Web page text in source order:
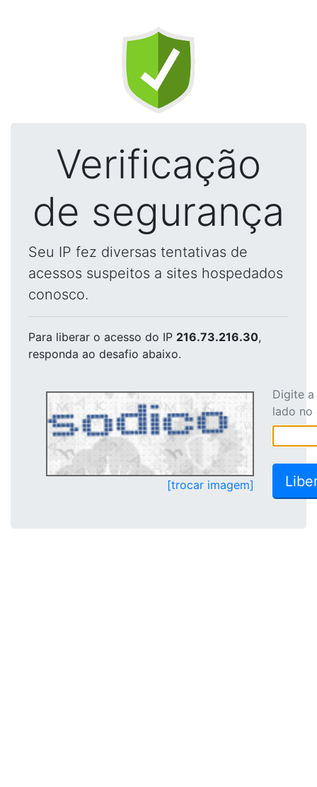
Verificação
de segurança
Seu IP fez diversas tentativas de
acessos suspeitos a sites hospedados
conosco.
Para liberar o acesso do IP 216.73.216.30,
responda ao desafio abaixo.
[trocar imagem]
Digite
lado no